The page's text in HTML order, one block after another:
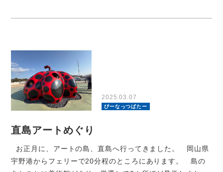
2025.03.07
ぴーなっつばたー
直島アートめぐり
お正月に、アートの島、直島へ行ってきました。 岡山県
宇野港からフェリーで20分程のところにあります。 島の